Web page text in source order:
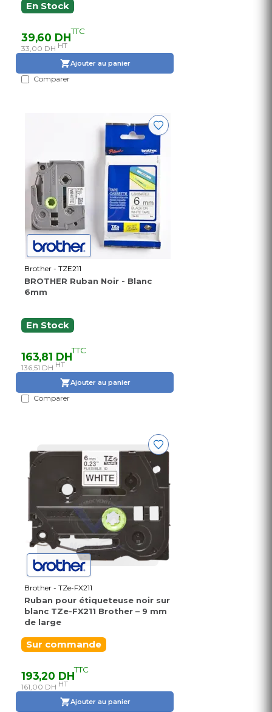
En Stock
39,60 DHTTC
33,00 DH HT
Ajouter au panier
Comparer
Brother - TZE211
BROTHER Ruban Noir - Blanc
6mm
En Stock
163,81 DHTTC
136,51 DH HT
Ajouter au panier
Comparer
Brother - TZe-FX211
Ruban pour étiqueteuse noir sur
blanc TZe-FX211 Brother – 9 mm
de large
Sur commande
193,20 DHTTC
161,00 DH HT
Ajouter au panier